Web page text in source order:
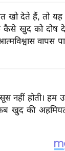
खो देते हैं, तो
कैसे खुद को दोष
वापस
नहीं होती। हम
खुद की